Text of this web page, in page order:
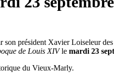
président Xavier Loiseleur
de Louis XIVle mardi 23
du Vieux-Marly.